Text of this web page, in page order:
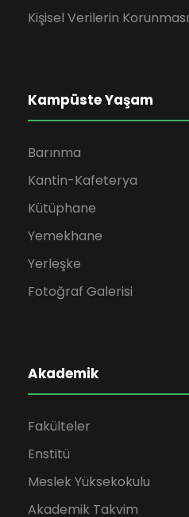
Kişisel Verilerin Korunması
Kampüste Yaşam
Barınma
Kantin-Kafeterya
Kütüphane
Yemekhane
Yerleşke
Fotoğraf Galerisi
Akademik
Fakülteler
Enstitü
Meslek Yüksekokulu
Akademik Takvim